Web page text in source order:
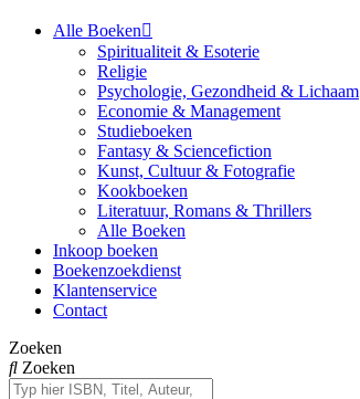
Alle Boeken
Spiritualiteit & Esoterie
Religie
Psychologie, Gezondheid & Lichaam
Economie & Management
Studieboeken
Fantasy & Sciencefiction
Kunst, Cultuur & Fotografie
Kookboeken
Literatuur, Romans & Thrillers
Alle Boeken
Inkoop boeken
Boekenzoekdienst
Klantenservice
Contact
Zoeken
Zoeken